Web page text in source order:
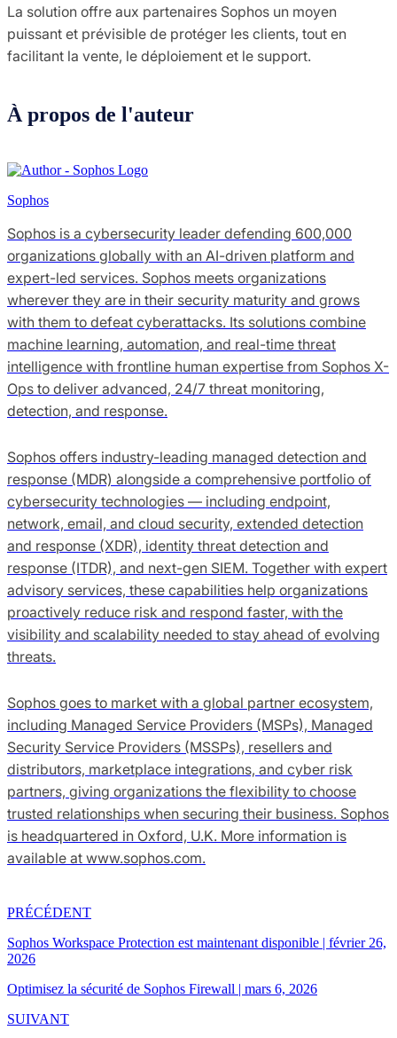
La solution offre aux partenaires Sophos un moyen
puissant et prévisible de protéger les clients, tout en
facilitant la vente, le déploiement et le support.
À propos de l'auteur
Sophos
Sophos is a cybersecurity leader defending 600,000
organizations globally with an AI-driven platform and
expert-led services. Sophos meets organizations
wherever they are in their security maturity and grows
with them to defeat cyberattacks. Its solutions combine
machine learning, automation, and real-time threat
intelligence with frontline human expertise from Sophos X-
Ops to deliver advanced, 24/7 threat monitoring,
detection, and response.
Sophos offers industry-leading managed detection and
response (MDR) alongside a comprehensive portfolio of
cybersecurity technologies — including endpoint,
network, email, and cloud security, extended detection
and response (XDR), identity threat detection and
response (ITDR), and next-gen SIEM. Together with expert
advisory services, these capabilities help organizations
proactively reduce risk and respond faster, with the
visibility and scalability needed to stay ahead of evolving
threats.
Sophos goes to market with a global partner ecosystem,
including Managed Service Providers (MSPs), Managed
Security Service Providers (MSSPs), resellers and
distributors, marketplace integrations, and cyber risk
partners, giving organizations the flexibility to choose
trusted relationships when securing their business. Sophos
is headquartered in Oxford, U.K. More information is
available at www.sophos.com.
PRÉCÉDENT
Sophos Workspace Protection est maintenant disponible | février 26,
2026
Optimisez la sécurité de Sophos Firewall | mars 6, 2026
SUIVANT